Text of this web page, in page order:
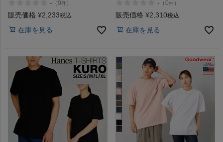
ャツ サステナブル ゆったり 吸
汗速乾 UVケア INFIT アウトレ
- （0件 ）
販売価格 ¥2,233税込
在庫を見る
- （0件 ）
販売価格 ¥2,310税込
在庫を見る